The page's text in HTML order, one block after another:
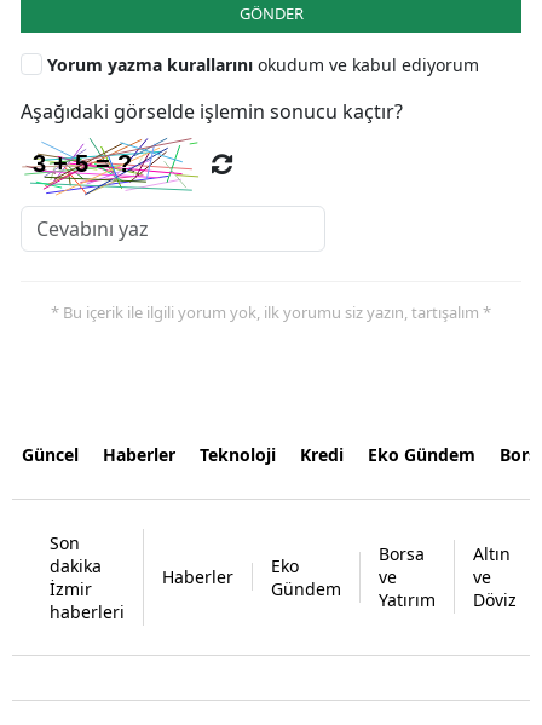
GÖNDER
Yorum yazma kurallarını okudum ve kabul ediyorum
Aşağıdaki görselde işlemin sonucu kaçtır?
* Bu içerik ile ilgili yorum yok, ilk yorumu siz yazın, tartışalım *
Güncel Haberler Teknoloji Kredi Eko Gündem
Son
dakika
İzmir
haberleri
Haberler
Eko
Gündem
Borsa
ve
Yatırım
Altın
ve
Döviz